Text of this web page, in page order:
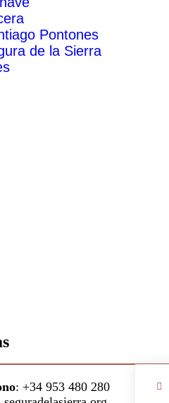
Pontones
de la Sierra
: +34 953 480 280